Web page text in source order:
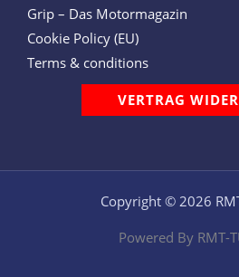
Grip – Das Motormagazin
Cookie Policy (EU)
Terms & conditions
VERTRAG
Copyright © 2026
Powered By RMT-